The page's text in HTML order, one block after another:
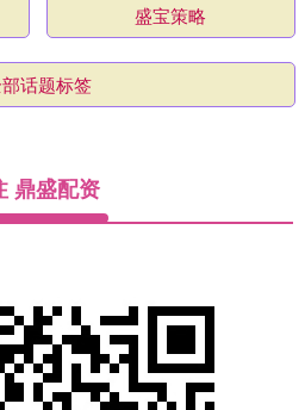
盛宝策略
话题标签
鼎盛配资